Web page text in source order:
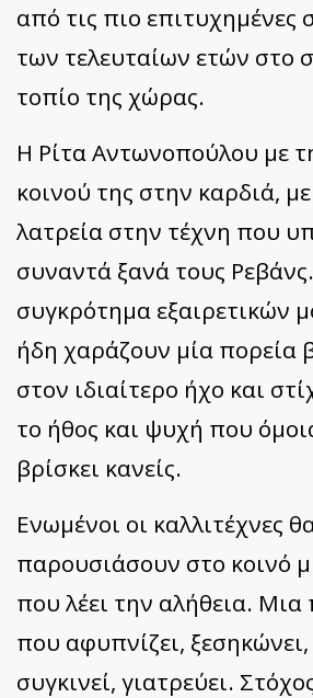
από τις πιο επιτυχημένες
των τελευταίων ετών στο
τοπίο της χώρας.
Η Ρίτα Αντωνοπούλου με
κοινού της στην καρδιά,
λατρεία στην τέχνη που
συναντά ξανά τους
συγκρότημα εξαιρετικών
ήδη χαράζουν μία πορεία
στον ιδιαίτερο ήχο και
το ήθος και ψυχή που
βρίσκει κανείς.
Ενωμένοι οι καλλιτέχνες
παρουσιάσουν στο κοινό
που λέει την αλήθεια.
που αφυπνίζει,
συγκινεί, γιατρεύει.